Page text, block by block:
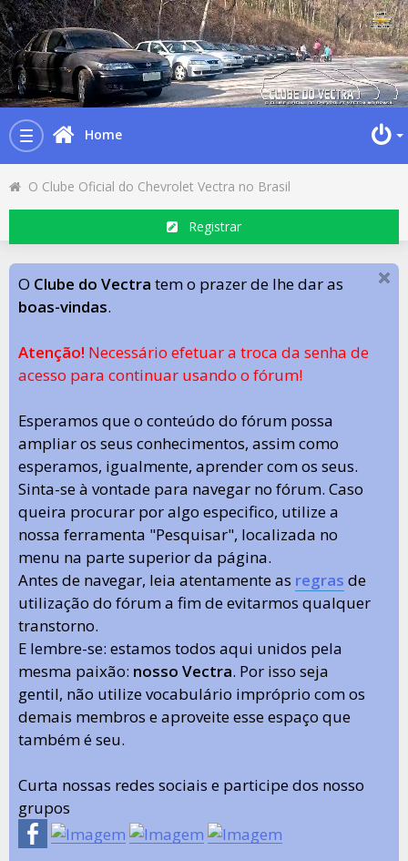
Toggle
navigation
Home
O Clube Oficial do Chevrolet Vectra no Brasil
Registrar
O Clube do Vectra tem o prazer de lhe dar as
boas-vindas.
Atenção! Necessário efetuar a troca da senha de
acesso para continuar usando o fórum!
Esperamos que o conteúdo do fórum possa
ampliar os seus conhecimentos, assim como
esperamos, igualmente, aprender com os seus.
Sinta-se à vontade para navegar no fórum. Caso
queira procurar por algo especifico, utilize a
nossa ferramenta "Pesquisar", localizada no
menu na parte superior da página.
Antes de navegar, leia atentamente as regras de
utilização do fórum a fim de evitarmos qualquer
transtorno.
E lembre-se: estamos todos aqui unidos pela
mesma paixão: nosso Vectra. Por isso seja
gentil, não utilize vocabulário impróprio com os
demais membros e aproveite esse espaço que
também é seu.
Curta nossas redes sociais e participe dos nosso
grupos